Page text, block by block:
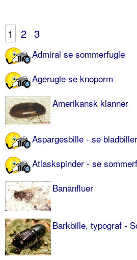
1 2 3
Admiral se sommerfugle
Agerugle se knoporm
Amerikansk klanner
Aspargesbille - se bladbiller
Atlaskspinder - se
Bananfluer
Barkbille, typograf -